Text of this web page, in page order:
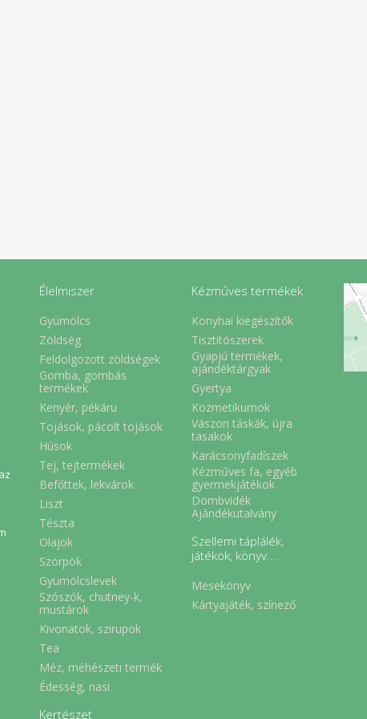
Élelmiszer
Gyümölcs
Zöldség
Feldolgozott zöldségek
Gomba, gombás
termékek
Kenyér, pékáru
Tojások, pácolt tojások
Húsok
Tej, tejtermékek
Befőttek, lekvárok
Liszt
Tészta
Olajok
Szörpök
Gyümölcslevek
Szószók, chutney-k,
mustárok
Kivonatok, szirupok
Tea
Méz, méhészeti termék
Édesség, nasi
Kertészet
Kézműves termékek
Konyhai kiegészítők
Tisztítószerek
Gyapjú termékek,
ajándéktárgyak
Gyertya
Kozmetikumok
Vászon táskák, újra
tasakok
Karácsonyfadíszek
Kézműves fa, egyéb
gyermekjátékok
Dombvidék
Ajándékutalvány
Szellemi táplálék,
játékok, könyv...
Mesekönyv
Kártyajáték, színező